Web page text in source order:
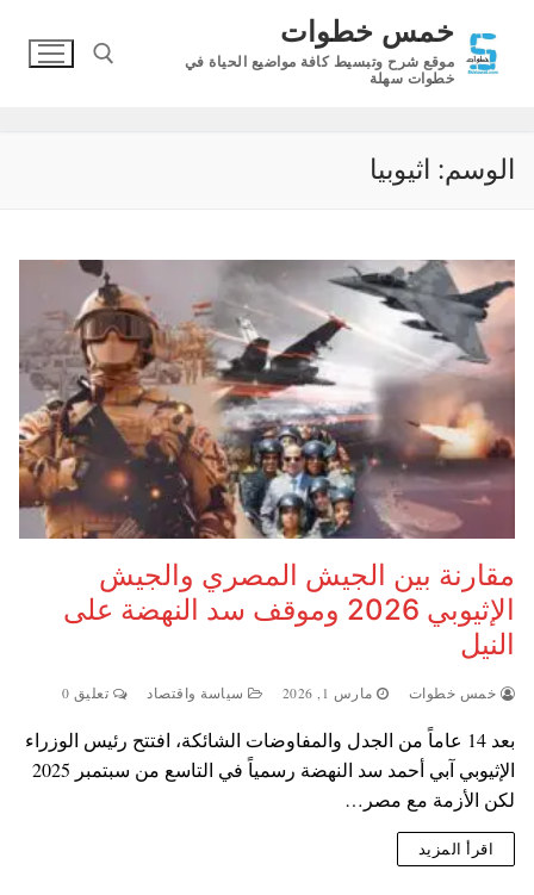
المحتوى
خمس خطوات
موقع شرح وتبسيط كافة مواضيع الحياة في
خطوات سهلة
الوسم: اثيوبيا
مقارنة بين الجيش المصري والجيش
الإثيوبي 2026 وموقف سد النهضة على
النيل
خمس خطوات مارس 1, 2026 سياسة واقتصاد تعليق 0
بعد 14 عاماً من الجدل والمفاوضات الشائكة، افتتح رئيس الوزراء
الإثيوبي آبي أحمد سد النهضة رسمياً في التاسع من سبتمبر 2025
لكن الأزمة مع مصر…
اقرأ المزيد